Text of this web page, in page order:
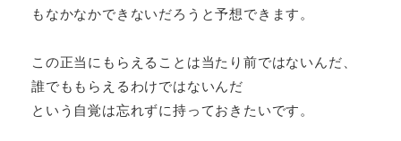
もなかなかできないだろうと予想できます。
この正当にもらえることは当たり前ではないんだ、
誰でももらえるわけではないんだ
という自覚は忘れずに持っておきたいです。